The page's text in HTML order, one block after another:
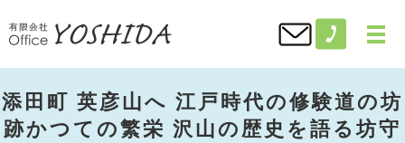
添田町 英彦山へ 江戸時代の修験道の坊
跡かつての繁栄 沢山の歴史を語る坊守